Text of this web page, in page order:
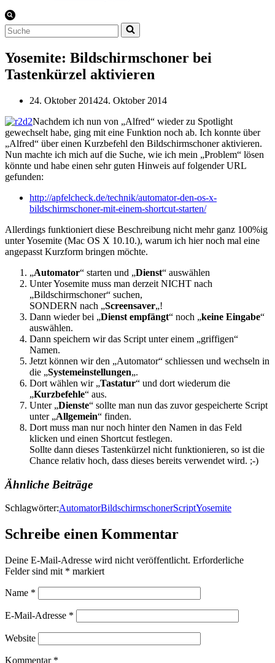
Suchen
nach …
Yosemite: Bildschirmschoner bei
Tastenkürzel aktivieren
24. Oktober 201424. Oktober 2014
Nachdem ich nun von „Alfred“ wieder zu Spotlight
gewechselt habe, ging mit eine Funktion noch ab. Ich konnte über
„Alfred“ über einen Kurzbefehl den Bildschirmschoner aktivieren.
Nun machte ich mich auf die Suche, wie ich mein „Problem“ lösen
könnte und habe einen sehr guten Hinweis auf folgender URL
gefunden:
http://apfelcheck.de/technik/automator-den-os-x-
bildschirmschoner-mit-einem-shortcut-starten/
Allerdings funktioniert diese Beschreibung nicht mehr ganz 100%ig
unter Yosemite (Mac OS X 10.10.), warum ich hier noch mal eine
angepasst Kurzform bringen möchte.
„Automator“ starten und „Dienst“ auswählen
Unter Yosemite muss man derzeit NICHT nach
„Bildschirmschoner“ suchen,
SONDERN nach „Screensaver„!
Dann wieder bei „Dienst empfängt“ noch „keine Eingabe“
auswählen.
Dann speichern wir das Script unter einem „griffigen“
Namen.
Jetzt können wir den „Automator“ schliessen und wechseln in
die „Systemeinstellungen„.
Dort wählen wir „Tastatur“ und dort wiederum die
„Kurzbefehle“ aus.
Unter „Dienste“ sollte man nun das zuvor gespeicherte Script
unter „Allgemein“ finden.
Dort muss man nur noch hinter den Namen in das Feld
klicken und einen Shortcut festlegen.
Sollte dann dieses Tastenkürzel nicht funktionieren, so ist die
Chance relativ hoch, dass dieses bereits verwendet wird. ;-)
Ähnliche Beiträge
Schlagwörter:AutomatorBildschirmschonerScriptYosemite
Schreibe einen Kommentar
Deine E-Mail-Adresse wird nicht veröffentlicht. Erforderliche
Felder sind mit * markiert
Name *
E-Mail-Adresse *
Website
Kommentar *